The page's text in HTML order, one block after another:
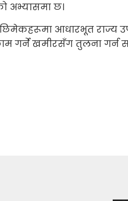
अभ्यासमा छ।
आधारभूत राज्य
गर्ने खमीरसँग तुलना गर्न